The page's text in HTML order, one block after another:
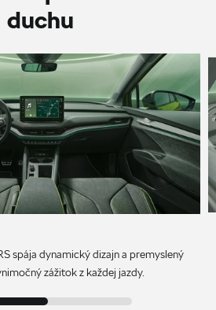
duchu
spája dynamický dizajn a premyslený
zážitok z každej jazdy.